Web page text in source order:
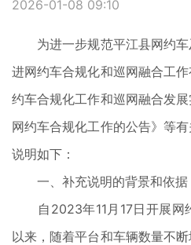
2026-01-08 09:10
为进一步规范平江县网约车
进网约车合规化和巡网融合工
约车合规化工作和巡网融合发
网约车合规化工作的公告》等
说明如下：
一、补充说明的背景和依据
自2023年11月17日开展网
以来，随着平台和车辆数量不